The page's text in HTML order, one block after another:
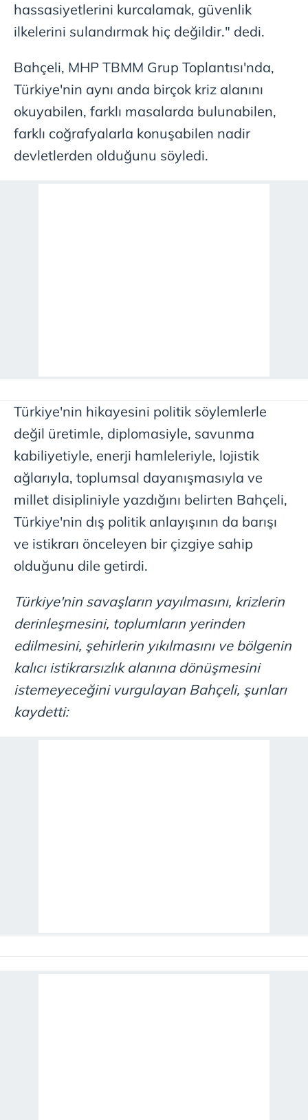
hassasiyetlerini kurcalamak, güvenlik
ilkelerini sulandırmak hiç değildir." dedi.
Bahçeli, MHP TBMM Grup Toplantısı'nda,
Türkiye'nin aynı anda birçok kriz alanını
okuyabilen, farklı masalarda bulunabilen,
farklı coğrafyalarla konuşabilen nadir
devletlerden olduğunu söyledi.
Türkiye'nin hikayesini politik söylemlerle
değil üretimle, diplomasiyle, savunma
kabiliyetiyle, enerji hamleleriyle, lojistik
ağlarıyla, toplumsal dayanışmasıyla ve
millet disipliniyle yazdığını belirten Bahçeli,
Türkiye'nin dış politik anlayışının da barışı
ve istikrarı önceleyen bir çizgiye sahip
olduğunu dile getirdi.
Türkiye'nin savaşların yayılmasını, krizlerin
derinleşmesini, toplumların yerinden
edilmesini, şehirlerin yıkılmasını ve bölgenin
kalıcı istikrarsızlık alanına dönüşmesini
istemeyeceğini vurgulayan Bahçeli, şunları
kaydetti: